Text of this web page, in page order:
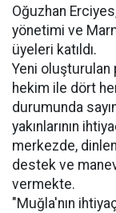
Oğuzhan
yönetimi ve
üyeleri katıldı.
Yeni oluşturulan
hekim ile dört
durumunda
yakınlarının
merkezde,
destek ve
vermekte.
"Muğla'nın